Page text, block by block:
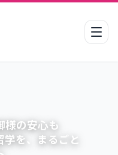
モバ
様の安心も
を、まるごと